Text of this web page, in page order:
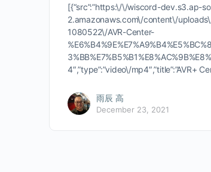
[{“src”:”https:\/\/wiscord-dev.s3.ap-
2.amazonaws.com\/content\/
1080522\/AVR-Center-
4″,”type”:”video\/mp4″,”title”:”AVR+
雨辰 高
December 23, 2021